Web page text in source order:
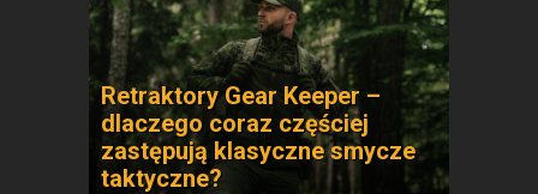
Retraktory Gear Keeper –
dlaczego coraz częściej
zastępują klasyczne smycze
taktyczne?